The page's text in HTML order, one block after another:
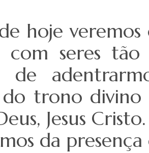
hoje
com seres tão
de
do trono
Jesus
da